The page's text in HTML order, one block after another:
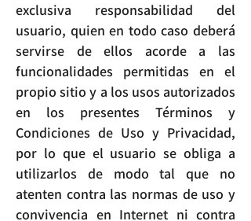
exclusiva responsabilidad del
usuario, quien en todo caso deberá
servirse de ellos acorde a las
funcionalidades permitidas en el
propio sitio y a los usos autorizados
en los presentes Términos y
Condiciones de Uso y Privacidad,
por lo que el usuario se obliga a
utilizarlos de modo tal que no
atenten contra las normas de uso y
convivencia en Internet ni contra